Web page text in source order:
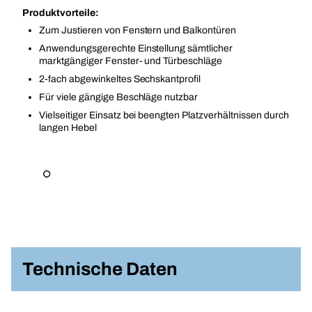
Produktvorteile:
Zum Justieren von Fenstern und Balkontüren
Anwendungsgerechte Einstellung sämtlicher
marktgängiger Fenster- und Türbeschläge
2-fach abgewinkeltes Sechskantprofil
Für viele gängige Beschläge nutzbar
Vielseitiger Einsatz bei beengten Platzverhältnissen durch
langen Hebel
Technische Daten